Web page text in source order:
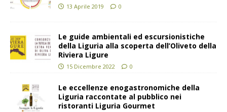
13 Aprile 2019 0
Le guide ambientali ed escursionistiche
della Liguria alla scoperta dell’Oliveto della
Riviera Ligure
15 Dicembre 2022 0
Le eccellenze enogastronomiche della
Liguria raccontate al pubblico nei
ristoranti Liguria Gourmet